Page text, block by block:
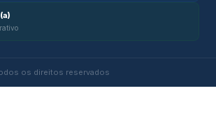
os direitos reservados